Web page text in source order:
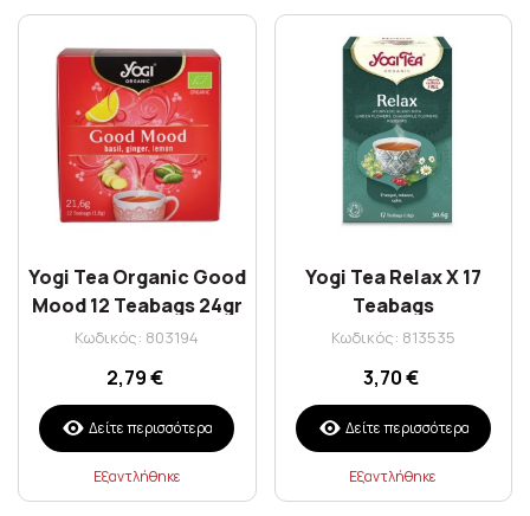
Yogi Tea Organic Good
Mood 12 Teabags 24gr
Κωδικός: 803194
2,79 €
Δείτε περισσότερα
Εξαντλήθηκε
Yogi Tea Relax X 17
Teabags
Κωδικός: 813535
3,70 €
Δείτε περισσότερα
Εξαντλήθηκε